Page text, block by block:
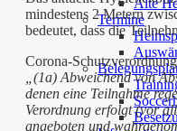
Alte
Termine
mindestens 2 Metern
bedeutet, dass die
Corona-
„(1a) Abweichend von
denen eine Teilnahme
Verordnung erfolgt (vor
angeboten und